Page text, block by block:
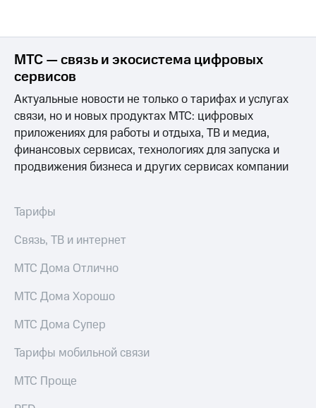
МТС — связь и экосистема цифровых
сервисов
Актуальные новости не только о тарифах и услугах
связи, но и новых продуктах МТС: цифровых
приложениях для работы и отдыха, ТВ и медиа,
финансовых сервисах, технологиях для запуска и
продвижения бизнеса и других сервисах компании
Тарифы
Связь, ТВ и интернет
МТС Дома Отлично
МТС Дома Хорошо
МТС Дома Супер
Тарифы мобильной связи
МТС Проще